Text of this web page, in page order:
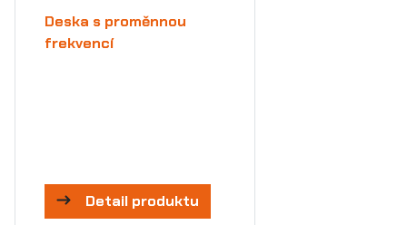
Deska s proměnnou
frekvencí
Detail produktu